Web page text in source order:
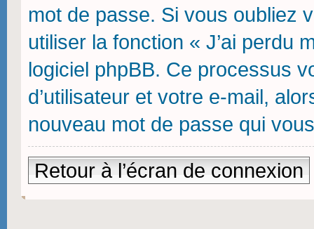
mot de passe. Si vous oubliez
utiliser la fonction « J’ai perdu
logiciel phpBB. Ce processus
d’utilisateur et votre e-mail,
nouveau mot de passe qui
Retour à l’écran de connexion